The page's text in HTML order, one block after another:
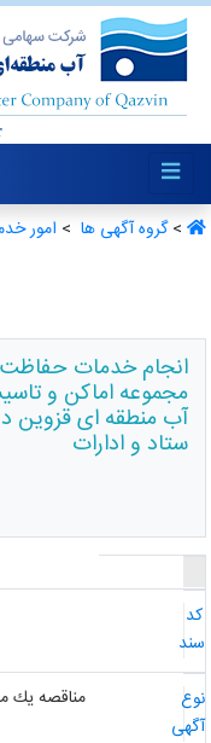
>گروه آگهی ها ‏>امور
انجام خدمات حفاظت
مجموعه اماکن و
آب منطقه ای قزوین
ستاد و ادارات
مناقصه یك